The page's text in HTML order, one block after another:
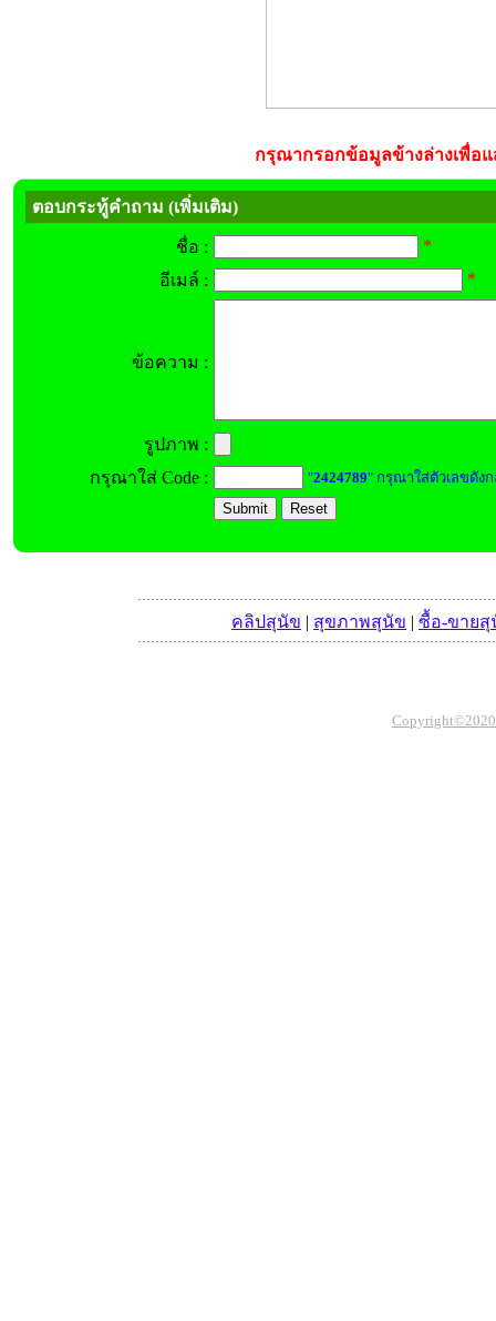
กรุณากรอกข้อมูลข้างล่างเพื่อ
ตอบกระทู้คำถาม (เพิ่มเติม)
ชื่อ :
*
อีเมล์ :
*
ข้อความ :
รูปภาพ :
กรุณาใส่ Code :
"2424789" กรุณาใส่ตัวเลขดัง
คลิปสุนัข | สุขภาพสุนัข | ซื้อ-ขายสุ
Copyright©2020